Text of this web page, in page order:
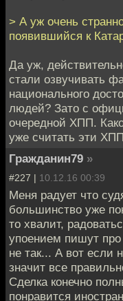
> А уж очень
появившийся к
Да уж,
стали озвучивать
национального
людей? Зато с
очередной ХПП.
уже считать эти
Гражданин79 »
#227 | 10.12.16 00:39
Меня радует что
большинство уже
то хвалит,
упоением пишут
не так... А вот если
значит все
Сделка конечно
понравится